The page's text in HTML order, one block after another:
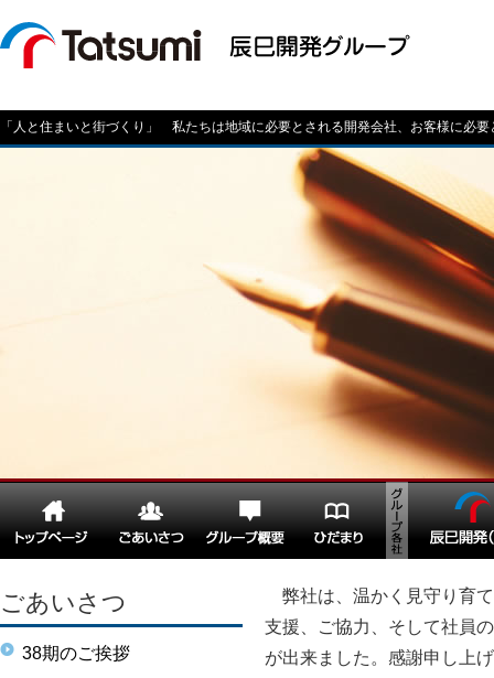
「人と住まいと街づくり」 私たちは地域に必要とされる開発会社、お客様に必
弊社は、温かく見守り育
支援、ご協力、そして社員
が出来ました。感謝申し上
ごあいさつ
38期のご挨拶